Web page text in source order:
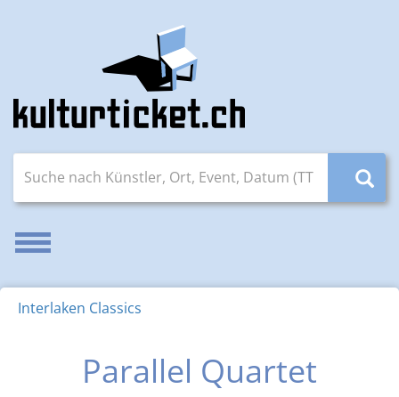
Navigation aktivieren/deaktivieren
Interlaken Classics
Parallel Quartet